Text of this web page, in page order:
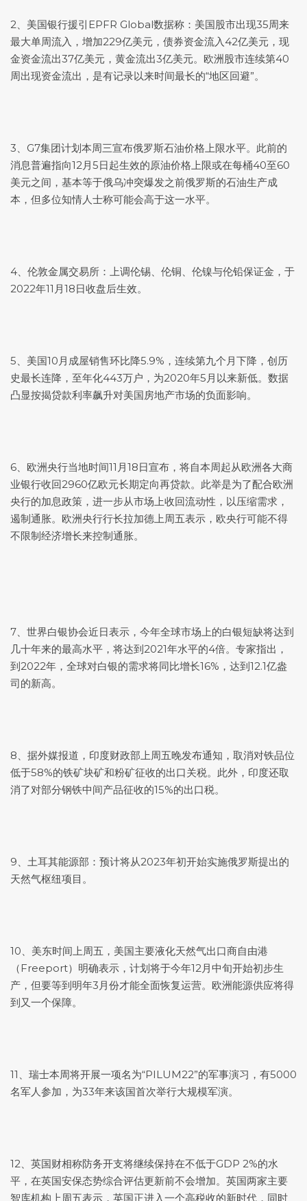
2、美国银行援引EPFR Global数据称：美国股市出现35周来
最大单周流入，增加229亿美元，债券资金流入42亿美元，现
金资金流出37亿美元，黄金流出3亿美元。欧洲股市连续第40
周出现资金流出，是有记录以来时间最长的“地区回避”。
3、G7集团计划本周三宣布俄罗斯石油价格上限水平。此前的
消息普遍指向12月5日起生效的原油价格上限或在每桶40至60
美元之间，基本等于俄乌冲突爆发之前俄罗斯的石油生产成
本，但多位知情人士称可能会高于这一水平。
4、伦敦金属交易所：上调伦锡、伦铜、伦镍与伦铅保证金，于
2022年11月18日收盘后生效。
5、美国10月成屋销售环比降5.9%，连续第九个月下降，创历
史最长连降，至年化443万户，为2020年5月以来新低。数据
凸显按揭贷款利率飙升对美国房地产市场的负面影响。
6、欧洲央行当地时间11月18日宣布，将自本周起从欧洲各大商
业银行收回2960亿欧元长期定向再贷款。此举是为了配合欧洲
央行的加息政策，进一步从市场上收回流动性，以压缩需求，
遏制通胀。欧洲央行行长拉加德上周五表示，欧央行可能不得
不限制经济增长来控制通胀。
7、世界白银协会近日表示，今年全球市场上的白银短缺将达到
几十年来的最高水平，将达到2021年水平的4倍。专家指出，
到2022年，全球对白银的需求将同比增长16%，达到12.1亿盎
司的新高。
8、据外媒报道，印度财政部上周五晚发布通知，取消对铁品位
低于58%的铁矿块矿和粉矿征收的出口关税。此外，印度还取
消了对部分钢铁中间产品征收的15%的出口税。
9、土耳其能源部：预计将从2023年初开始实施俄罗斯提出的
天然气枢纽项目。
10、美东时间上周五，美国主要液化天然气出口商自由港
（Freeport）明确表示，计划将于今年12月中旬开始初步生
产，但要等到明年3月份才能全面恢复运营。欧洲能源供应将得
到又一个保障。
11、瑞士本周将开展一项名为“PILUM22”的军事演习，有5000
名军人参加，为33年来该国首次举行大规模军演。
12、英国财相称防务开支将继续保持在不低于GDP 2%的水
平，在英国安保态势综合评估更新前不会增加。英国两家主要
智库机构上周五表示，英国正进入一个高税收的新时代，同时